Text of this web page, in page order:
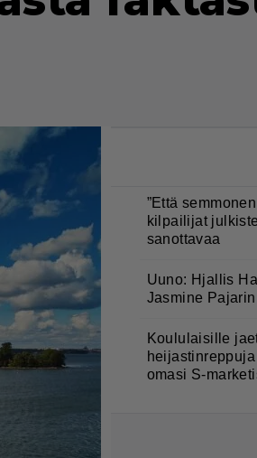
”Että
kilpailijat
sanottavaa
Uuno: Hjallis
Jasmine
Koululaisille
omasi S-